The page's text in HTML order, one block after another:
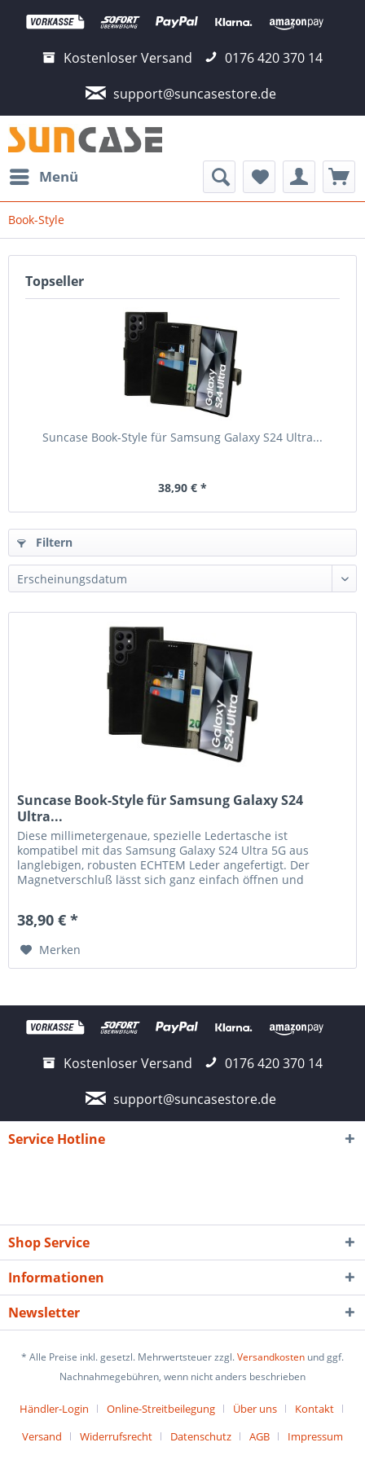
Kostenloser Versand
0176 420 370 14
support@suncasestore.de
Menü
Book-Style
Topseller
Suncase Book-Style für Samsung Galaxy S24 Ultra...
38,90 € *
Filtern
Suncase Book-Style für Samsung Galaxy S24
Ultra...
Diese millimetergenaue, spezielle Ledertasche ist
kompatibel mit das Samsung Galaxy S24 Ultra 5G aus
langlebigen, robusten ECHTEM Leder angefertigt. Der
Magnetverschluß lässt sich ganz einfach öffnen und
38,90 € *
Merken
Kostenloser Versand
0176 420 370 14
support@suncasestore.de
Service Hotline
Shop Service
Informationen
Newsletter
* Alle Preise inkl. gesetzl. Mehrwertsteuer zzgl.Versandkosten und ggf.
Nachnahmegebühren, wenn nicht anders beschrieben
Händler-Login Online-Streitbeilegung Über uns
Kontakt
Versand
Widerrufsrecht Datenschutz AGB Impressum